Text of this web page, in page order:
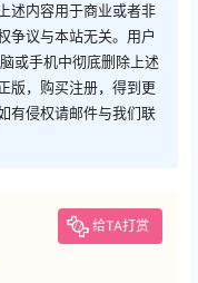
述内容用于商业或者非
争议与本站无关。用户
或手机中彻底删除上述
版，购买注册，得到更
有侵权请邮件与我们联
给TA打赏